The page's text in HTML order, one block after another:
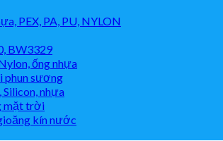
PEX, PA, PU, NYLON
BW3329
ống nhựa
phun sương
Silicon, nhựa
mặt trời
kín nước